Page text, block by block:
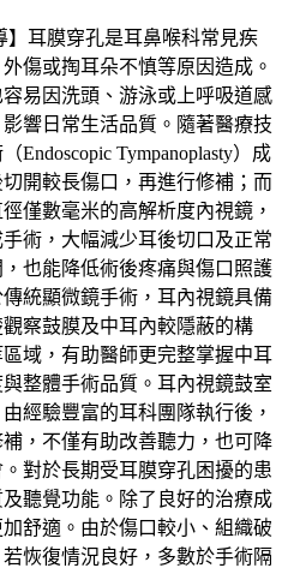
】耳膜穿孔是耳鼻喉科常見疾
傷或掏耳朵不慎等原因造成。
易因洗頭、游泳或上呼吸道感
響日常生活品質。隨著醫療技
Endoscopic Tympanoplasty）成
開較長傷口，再進行修補；而
僅數毫米的高解析度內視鏡，
術，大幅減少耳後切口及正常
也能降低術後疼痛與傷口照護
統顯微鏡手術，耳內視鏡具備
察鼓膜及中耳內較隱蔽的構
域，有助醫師更完整掌握中耳
整體手術品質。耳內視鏡鼓室
經驗豐富的耳科團隊執行後，
，不僅有助改善聽力，也可降
對於長期受耳膜穿孔困擾的患
聽覺功能。除了良好的治療成
舒適。由於傷口較小、組織破
恢復情況良好，多數於手術隔